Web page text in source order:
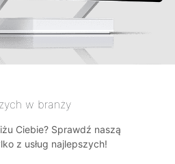
w branży
Ciebie? Sprawdź naszą
z usług najlepszych!